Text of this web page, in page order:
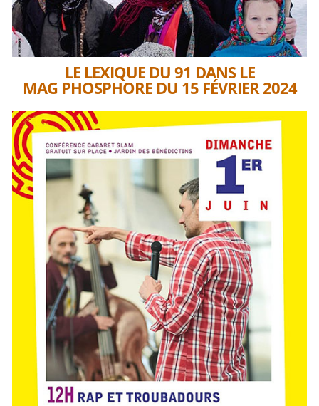
LE LEXIQUE DU 91 DANS LE
MAG PHOSPHORE DU 15 FÉVRIER 2024